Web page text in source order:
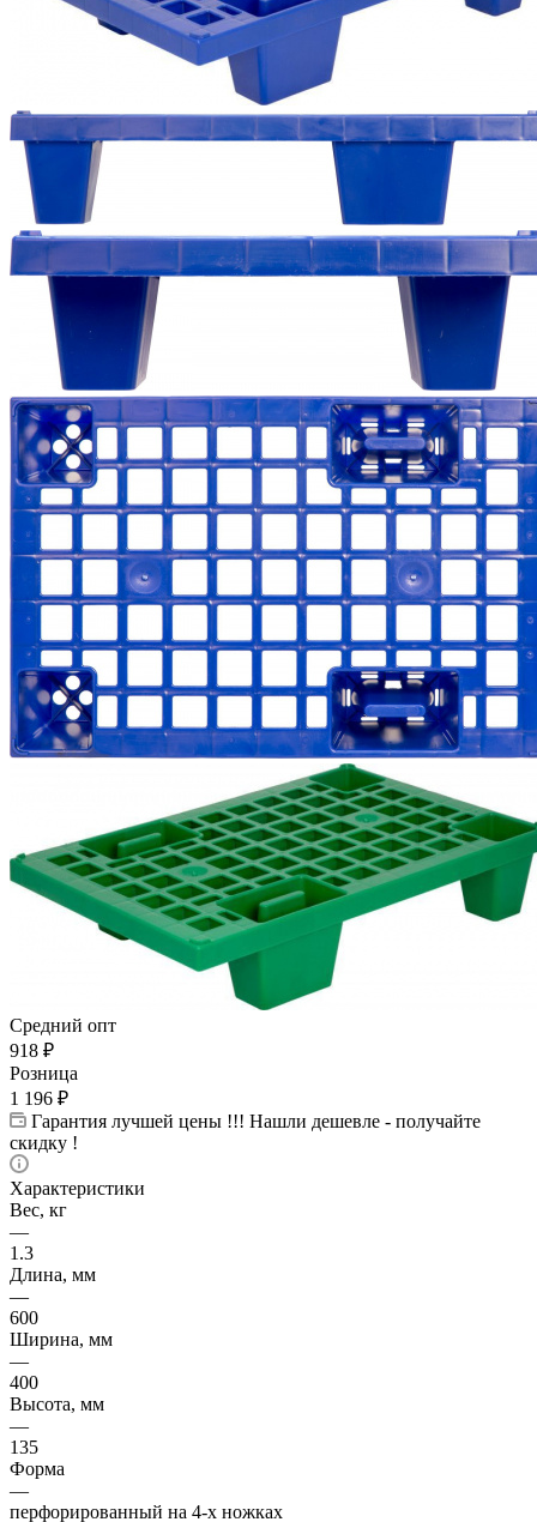
Средний опт
918 ₽
Розница
1 196 ₽
Гарантия лучшей цены !!! Нашли дешевле - получайте
скидку !
Характеристики
Вес, кг
—
1.3
Длина, мм
—
600
Ширина, мм
—
400
Высота, мм
—
135
Форма
—
перфорированный на 4-х ножках